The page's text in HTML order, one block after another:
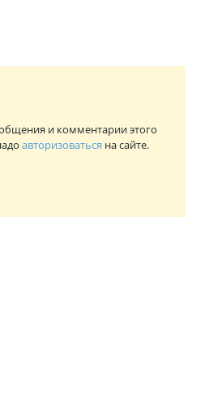
и комментарии этого
авторизоваться на сайте.